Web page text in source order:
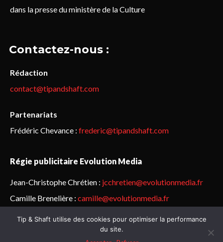
dans la presse du ministère de la Culture
Contactez-nous :
Rédaction
contact@tipandshaft.com
Partenariats
Frédéric Chevance : frederic@tipandshaft.com
Régie publicitaire Evolution Media
Jean-Christophe Chrétien : jcchretien@evolutionmedia.fr
Camille Brenelière : camille@evolutionmedia.fr
© Sailorz 2015-2025. Tous droits réservés.Mentions légales &
politique de confidentialité
Tip & Shaft utilise des cookies pour optimiser la performance
du site.